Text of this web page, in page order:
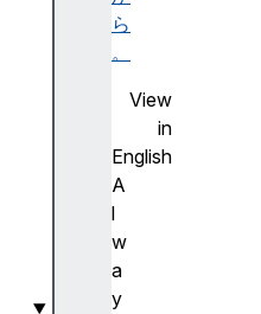
ら
。
View
in
English
A
l
w
a
y